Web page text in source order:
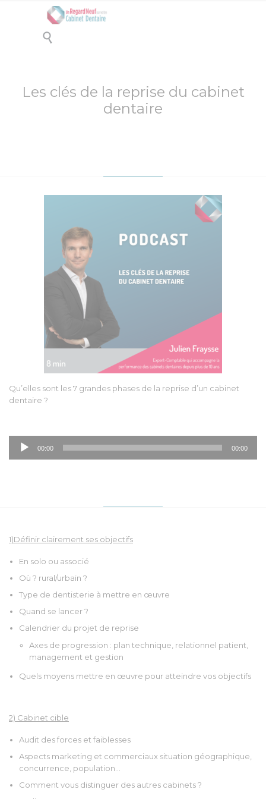

Les clés de la reprise du cabinet
dentaire
Qu’elles sont les 7 grandes phases de la reprise d’un cabinet
dentaire ?
Lecteur
audio
00:00 00:00
1)Définir clairement ses objectifs
En solo ou associé
Où ? rural/urbain ?
Type de dentisterie à mettre en œuvre
Quand se lancer ?
Calendrier du projet de reprise
Axes de progression : plan technique, relationnel patient,
management et gestion
Quels moyens mettre en œuvre pour atteindre vos objectifs
2) Cabinet cible
Audit des forces et faiblesses
Aspects marketing et commerciaux situation géographique,
concurrence, population…
Comment vous distinguer des autres cabinets ?